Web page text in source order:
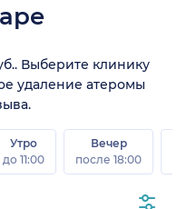
Выберите клинику
удаление атеромы
Утро
до 11:00
Вечер
после 18:00